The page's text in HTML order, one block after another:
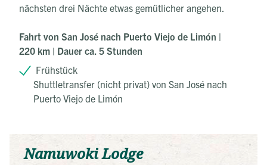
nächsten drei Nächte etwas gemütlicher angehen.
Fahrt von San José nach Puerto Viejo de Limón |
220 km | Dauer ca. 5 Stunden
Frühstück
Shuttletransfer (nicht privat) von San José nach
Puerto Viejo de Limón
Namuwoki Lodge